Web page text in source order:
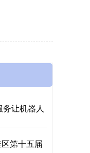
让机器人
第十五届